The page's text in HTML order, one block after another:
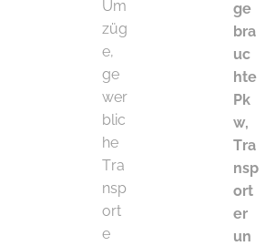
Um
züg
e,
ge
wer
blic
he
Tra
nsp
ort
e
ge
bra
uc
hte
Pk
w,
Tra
nsp
ort
er
un